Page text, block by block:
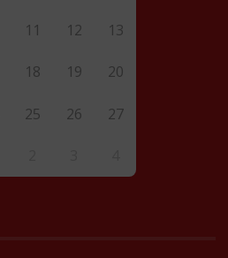
11 12 13
18 19 20
25 26 27